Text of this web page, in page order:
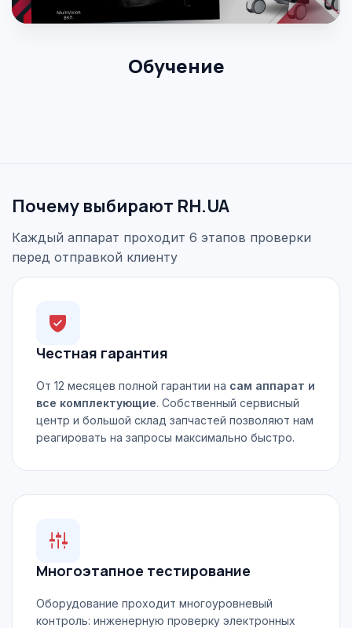
Обучение
Почему выбирают RH.UA
Каждый аппарат проходит 6 этапов проверки
перед отправкой клиенту
Честная гарантия
От 12 месяцев полной гарантии на сам аппарат и
все комплектующие. Собственный сервисный
центр и большой склад запчастей позволяют нам
реагировать на запросы максимально быстро.
Многоэтапное тестирование
Оборудование проходит многоуровневый
контроль: инженерную проверку электронных